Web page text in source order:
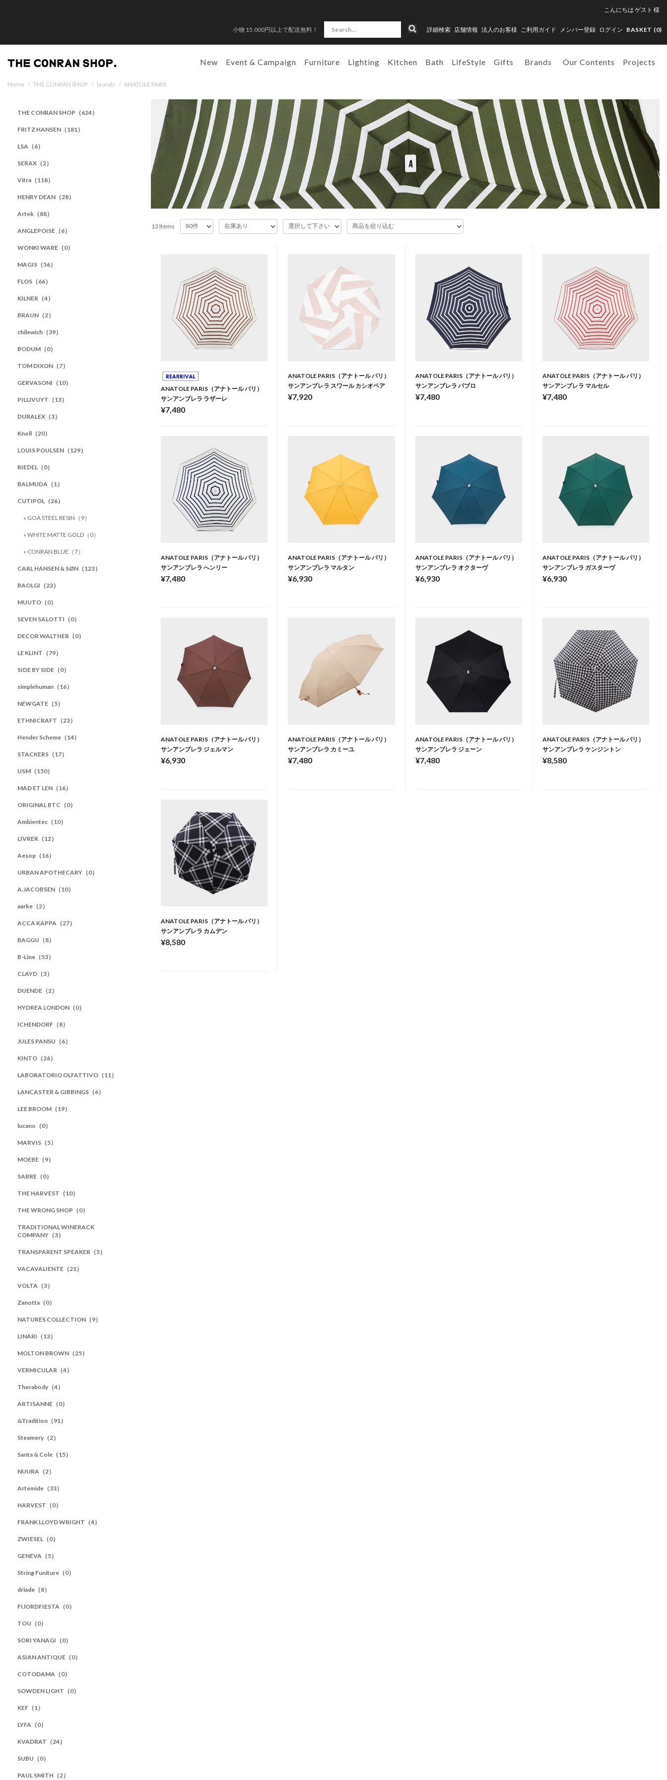
こんにちは ゲスト 様
小物 15,000円以上で配送無料！ 詳細検索 店舗情報 法人のお客様 ご利用ガイド メンバー登録 ログイン BASKET (0)
New Event & Campaign Furniture Lighting Kitchen Bath LifeStyle Gifts Brands Our Contents Projects
Home / THE CONRAN SHOP / brands / ANATOLE PARIS
13 Items
ANATOLE PARIS（アナトール パリ）
サンアンブレラ ラザーレ
¥7,480
ANATOLE PARIS（アナトール パリ）
サンアンブレラ スワール カシオペア
¥7,920
ANATOLE PARIS（アナトール パリ）
サンアンブレラ パブロ
¥7,480
ANATOLE PARIS（アナトール パリ）
サンアンブレラ マルセル
¥7,480
ANATOLE PARIS（アナトール パリ）
サンアンブレラ へンリー
¥7,480
ANATOLE PARIS（アナトール パリ）
サンアンブレラ マルタン
¥6,930
ANATOLE PARIS（アナトール パリ）
サンアンブレラ オクターヴ
¥6,930
ANATOLE PARIS（アナトール パリ）
サンアンブレラ ガスターヴ
¥6,930
ANATOLE PARIS（アナトール パリ）
サンアンブレラ ジェルマン
¥6,930
ANATOLE PARIS（アナトール パリ）
サンアンブレラ カミーユ
¥7,480
ANATOLE PARIS（アナトール パリ）
サンアンブレラ ジェーン
¥7,480
ANATOLE PARIS（アナトール パリ）
サンアンブレラ ケンジントン
¥8,580
ANATOLE PARIS（アナトール パリ）
サンアンブレラ カムデン
¥8,580
THE CONRAN SHOP（624）
FRITZ HANSEN（181）
LSA（6）
SERAX（2）
Vitra（118）
HENRY DEAN（28）
Artek（88）
ANGLEPOISE（6）
WONKI WARE（0）
MAGIS（56）
FLOS（66）
KILNER（4）
BRAUN（2）
chilewich（39）
BODUM（0）
TOM DIXON（7）
GERVASONI（10）
PILLIVUYT（13）
DURALEX（3）
Knoll（20）
LOUIS POULSEN（129）
RIEDEL（0）
BALMUDA（1）
CUTIPOL（26）
» GOA STEEL RESIN（9）
» WHITE MATTE GOLD（0）
» CONRAN BLUE（7）
CARL HANSEN & SØN（123）
BAOLGI（22）
MUUTO（0）
SEVEN SALOTTI（0）
DECOR WALTHER（0）
LE KLINT（79）
SIDE BY SIDE（0）
simplehuman（16）
NEWGATE（5）
ETHNICRAFT（23）
Hender Scheme（14）
STACKERS（17）
USM（150）
MAD ET LEN（16）
ORIGINAL BTC（0）
Ambientec（10）
LIVRER（12）
Aesop（16）
URBAN APOTHECARY（0）
A.JACOBSEN（10）
aarke（2）
ACCA KAPPA（27）
BAGGU（8）
B-Line（53）
CLAYD（3）
DUENDE（2）
HYDREA LONDON（0）
ICHENDORF（8）
JULES PANSU（6）
KINTO（26）
LABORATORIO OLFATTIVO（11）
LANCASTER & GIBBINGS（6）
LEE BROOM（19）
lucano（0）
MARVIS（5）
MOEBE（9）
SABRE（0）
THE HARVEST（10）
THE WRONG SHOP（0）
TRADITIONAL WINERACK
COMPANY（3）
TRANSPARENT SPEAKER（5）
VACAVALIENTE（21）
VOLTA（3）
Zanotta（0）
NATURES COLLECTION（9）
LINARI（13）
MOLTON BROWN（25）
VERMICULAR（4）
Therabody（4）
ARTISANNE（0）
&Tradition（91）
Steamery（2）
Santa & Cole（15）
NUURA（2）
Artemide（33）
HARVEST（0）
FRANK LLOYD WRIGHT（4）
ZWIESEL（0）
GENEVA（5）
String Funiture（0）
driade（8）
FIJORDFIESTA（0）
TOU（0）
SORI YANAGI（0）
ASIAN ANTIQUE（0）
COTODAMA（0）
SOWDEN LIGHT（0）
KEF（1）
LYFA（0）
KVADRAT（24）
SUBU（0）
PAUL SMITH（2）